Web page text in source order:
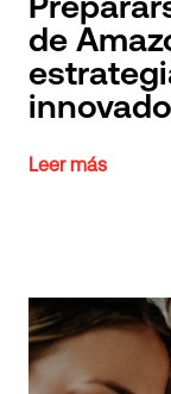
de
Leer más